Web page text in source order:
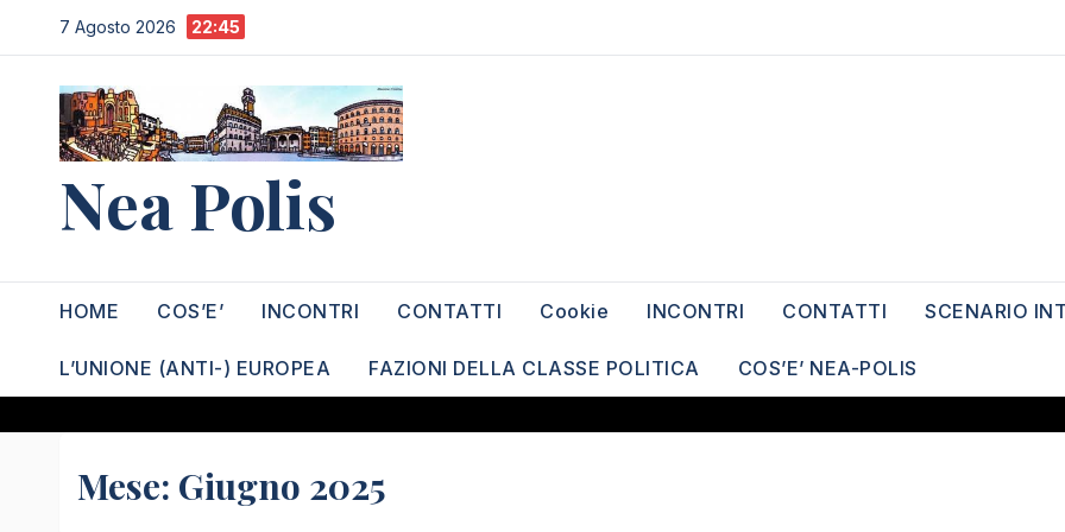
al
contenuto
7 Agosto 2026 22:45
Nea Polis
HOME COS’E’ INCONTRI CONTATTI Cookie INCONTRI CONTATTI SCENARIO
L’UNIONE (ANTI-) EUROPEA FAZIONI DELLA CLASSE POLITICA COS’E’ NEA-POLIS
Mese: Giugno 2025